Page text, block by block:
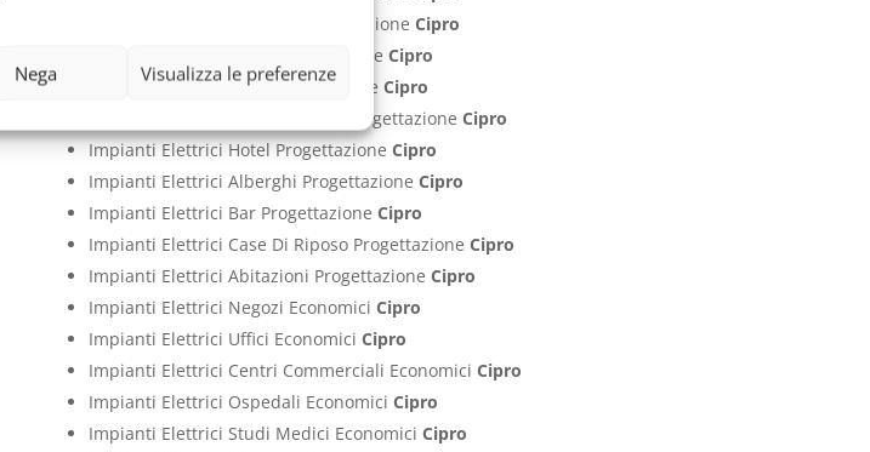
Nega Visualizza le preferenze
Impianti Elettrici Cliniche Progettazione Cipro
Impianti Elettrici Case Progettazione Cipro
Impianti Elettrici Ville Progettazione Cipro
Impianti Elettrici Appartamenti Progettazione Cipro
Impianti Elettrici Hotel Progettazione Cipro
Impianti Elettrici Alberghi Progettazione Cipro
Impianti Elettrici Bar Progettazione Cipro
Impianti Elettrici Case Di Riposo Progettazione Cipro
Impianti Elettrici Abitazioni Progettazione Cipro
Impianti Elettrici Negozi Economici Cipro
Impianti Elettrici Uffici Economici Cipro
Impianti Elettrici Centri Commerciali Economici Cipro
Impianti Elettrici Ospedali Economici Cipro
Impianti Elettrici Studi Medici Economici Cipro